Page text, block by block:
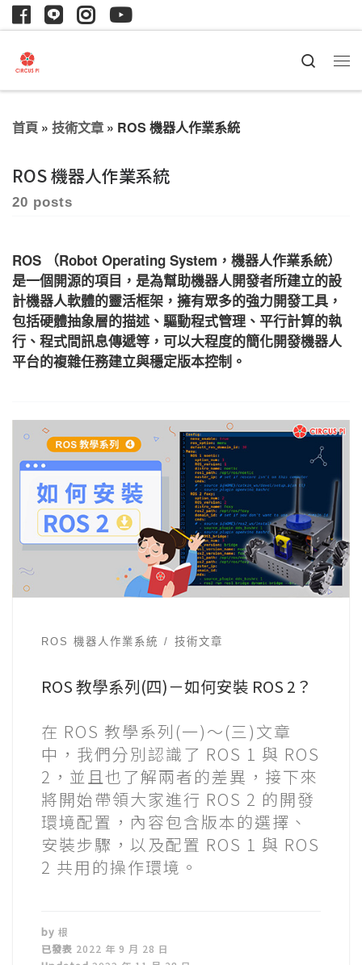
Search
首頁 » 技術文章 » ROS 機器人作業系統
ROS 機器人作業系統
20 posts
ROS （Robot Operating System，機器人作業系統）
是一個開源的項目，是為幫助機器人開發者所建立的設
計機器人軟體的靈活框架，擁有眾多的強力開發工具，
包括硬體抽象層的描述、驅動程式管理、平行計算的執
行、程式間訊息傳遞等，可以大程度的簡化開發機器人
平台的複雜任務建立與穩定版本控制。
ROS 機器人作業系統 技術文章
ROS 教學系列(四)－如何安裝 ROS 2？
在 ROS 教學系列(一)～(三)文章
中，我們分別認識了 ROS 1 與 ROS
2，並且也了解兩者的差異，接下來
將開始帶領大家進行 ROS 2 的開發
環境配置，內容包含版本的選擇、
安裝步驟，以及配置 ROS 1 與 ROS
2 共用的操作環境。
by 根
已發表 2022 年 9 月 28 日